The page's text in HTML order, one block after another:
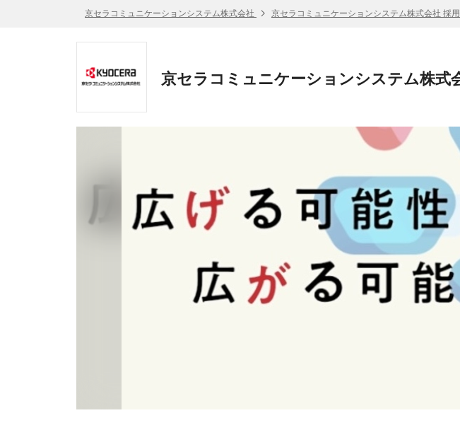
京セラコミュニケーションシステム株式会社 京セラコミュニケーションシステム株式会社 採
京セラコミュニケーションシステム株式